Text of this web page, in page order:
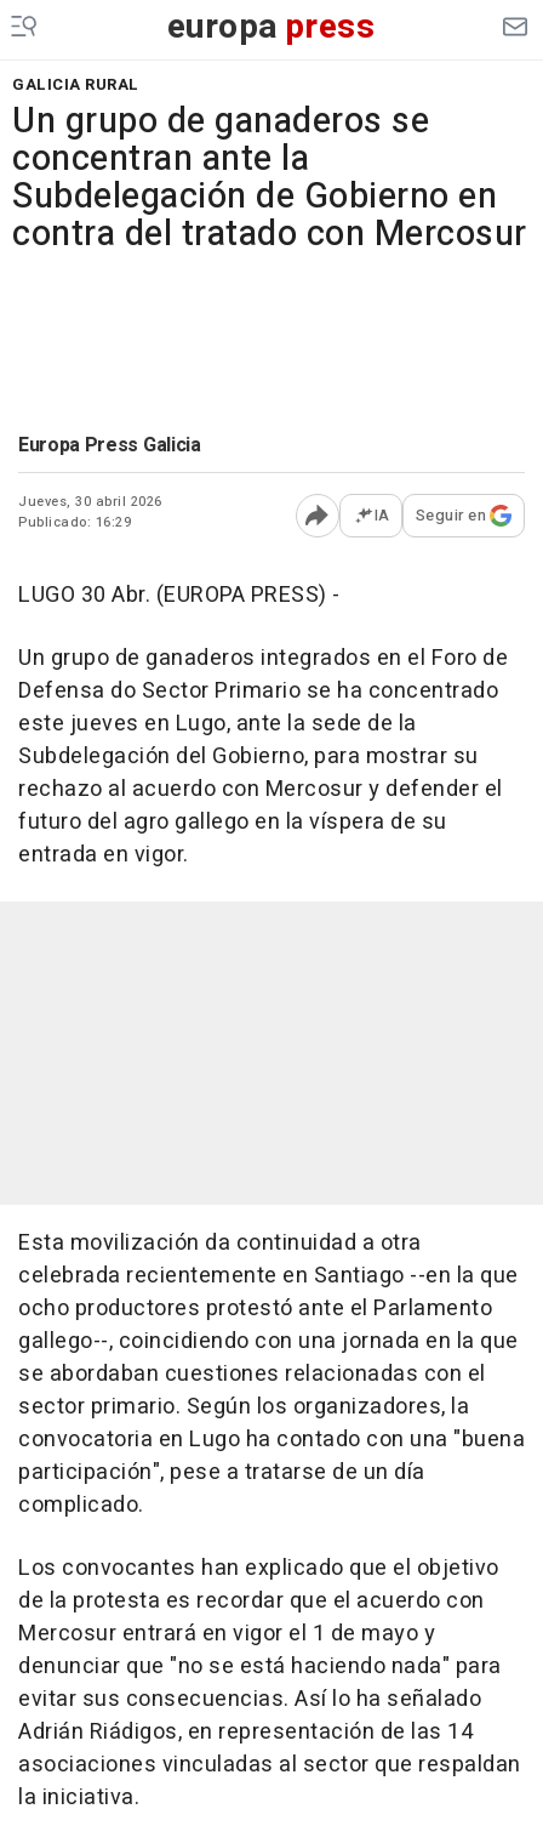
europa press
GALICIA RURAL
Un grupo de ganaderos se
concentran ante la
Subdelegación de Gobierno en
contra del tratado con Mercosur
Europa Press Galicia
Jueves, 30 abril 2026
Publicado: 16:29
Abrir opciones para
IA Seguir en
LUGO 30 Abr. (EUROPA PRESS) -
Un grupo de ganaderos integrados en el Foro de
Defensa do Sector Primario se ha concentrado
este jueves en Lugo, ante la sede de la
Subdelegación del Gobierno, para mostrar su
rechazo al acuerdo con Mercosur y defender el
futuro del agro gallego en la víspera de su
entrada en vigor.
Esta movilización da continuidad a otra
celebrada recientemente en Santiago --en la que
ocho productores protestó ante el Parlamento
gallego--, coincidiendo con una jornada en la que
se abordaban cuestiones relacionadas con el
sector primario. Según los organizadores, la
convocatoria en Lugo ha contado con una "buena
participación", pese a tratarse de un día
complicado.
Los convocantes han explicado que el objetivo
de la protesta es recordar que el acuerdo con
Mercosur entrará en vigor el 1 de mayo y
denunciar que "no se está haciendo nada" para
evitar sus consecuencias. Así lo ha señalado
Adrián Riádigos, en representación de las 14
asociaciones vinculadas al sector que respaldan
la iniciativa.